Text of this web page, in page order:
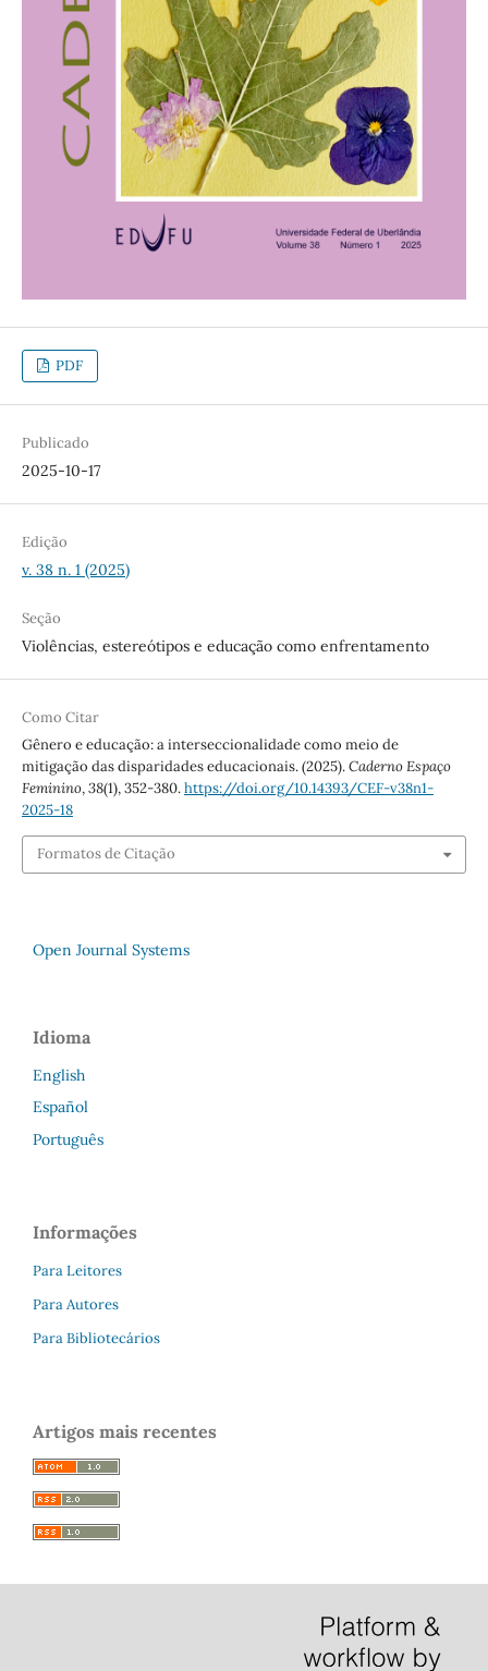
PDF
Publicado
2025-10-17
Edição
v. 38 n. 1 (2025)
Seção
Violências, estereótipos e educação como enfrentamento
Como Citar
Gênero e educação: a interseccionalidade como meio de
mitigação das disparidades educacionais. (2025).Caderno Espaço
Feminino,38(1), 352-380.https://doi.org/10.14393/CEF-v38n1-
2025-18
Formatos de Citação
Open Journal Systems
Idioma
English
Español
Português
Informações
Para Leitores
Para Autores
Para Bibliotecários
Artigos mais recentes